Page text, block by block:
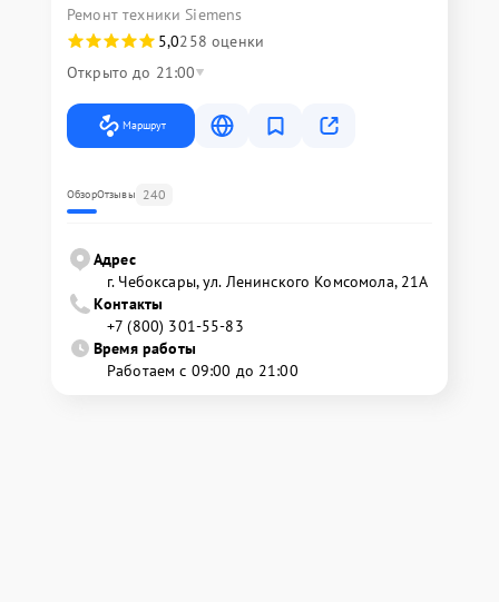
Ремонт техники Siemens
5,0258 оценки
Открыто до 21:00
Маршрут
ОбзорОтзывы 240
Адрес
г. Чебоксары, ул. Ленинского Комсомола, 21А
Контакты
+7 (800) 301-55-83
Время работы
Работаем с 09:00 до 21:00